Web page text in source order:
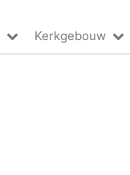
Kerkgebouw